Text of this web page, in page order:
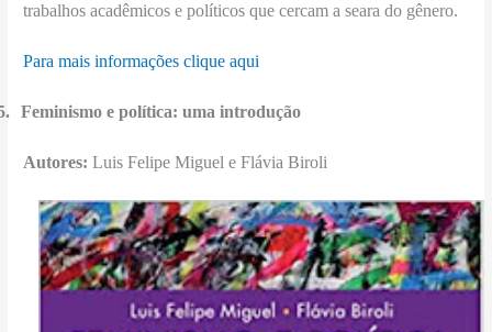
trabalhos acadêmicos e políticos que cercam a seara do gênero.
Para mais informações clique aqui
Feminismo e política: uma introdução
Autores:Luis Felipe Miguel e Flávia Biroli